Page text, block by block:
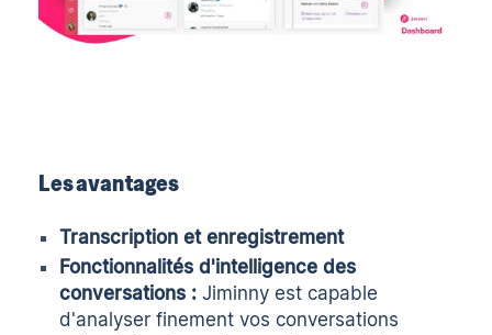
Les avantages
Transcription et enregistrement
Fonctionnalités d'intelligence des
conversations :Jiminny est capable
d'analyser finement vos conversations